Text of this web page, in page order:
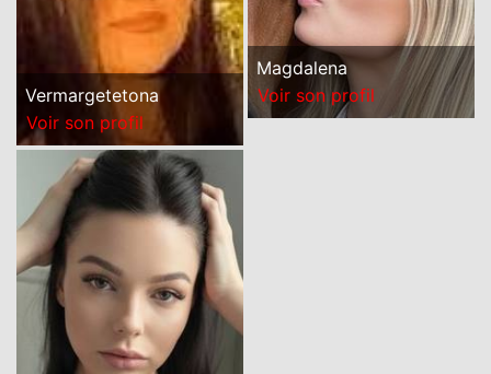
Vermargetetona
Voir son profil
Magdalena
Voir son profil